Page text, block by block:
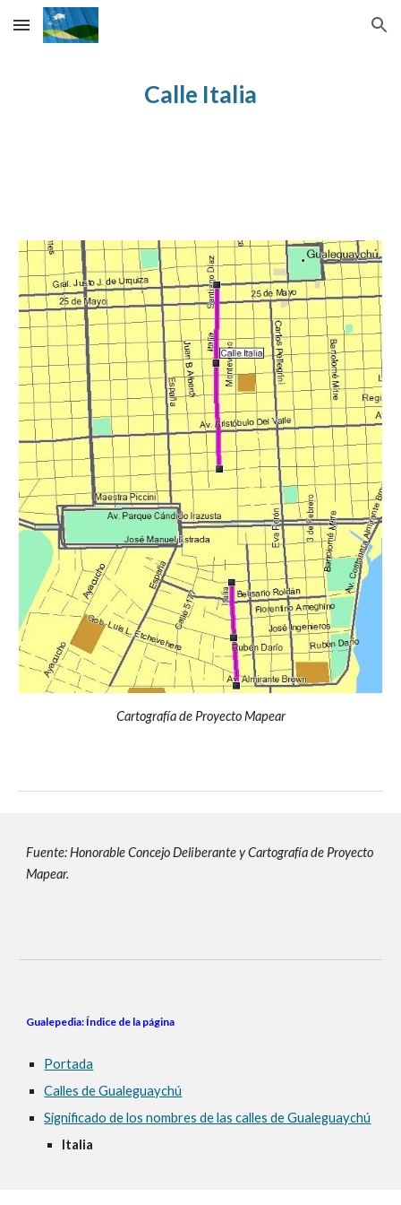
Skip to main content Skip to navigation
Calle Italia
Cartografía de Proyecto Mapear
Fuente: Honorable Concejo Deliberante y Cartografía de Proyecto
Mapear.
Gualepedia: Índice de la página
Portada
Calles de Gualeguaychú
Significado de los nombres de las calles de Gualeguaychú
Italia